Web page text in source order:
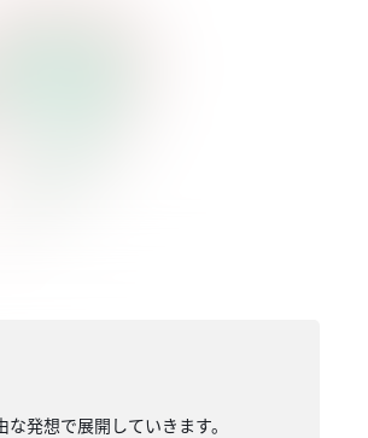
発想で展開していきます。